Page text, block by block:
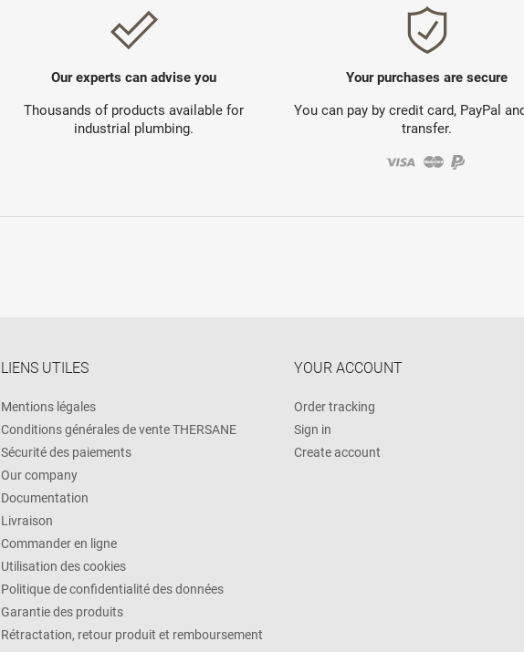
Our experts can advise you
Thousands of products available for
industrial plumbing.
Your purchases are secure
You can pay by credit card, PayPal
transfer.
LIENS UTILES
Mentions légales
Conditions générales de vente THERSANE
Sécurité des paiements
Our company
Documentation
Livraison
Commander en ligne
Utilisation des cookies
Politique de confidentialité des données
Garantie des produits
Rétractation, retour produit et remboursement
YOUR ACCOUNT
Order tracking
Sign in
Create account